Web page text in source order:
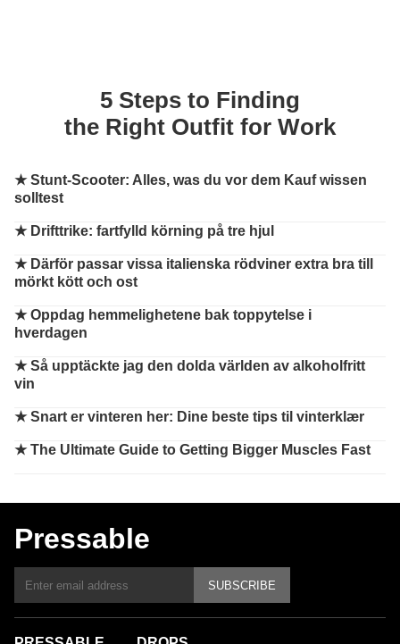
5 Steps to Finding
the Right Outfit for Work
★Stunt-Scooter: Alles, was du vor dem Kauf wissen
solltest
★ Drifttrike: fartfylld körning på tre hjul
★ Därför passar vissa italienska rödviner extra bra till
mörkt kött och ost
★Oppdag hemmelighetene bak toppytelse i
hverdagen
★Så upptäckte jag den dolda världen av alkoholfritt
vin
★Snart er vinteren her: Dine beste tips til vinterklær
★The Ultimate Guide to Getting Bigger Muscles Fast
Pressable
SUBSCRIBE